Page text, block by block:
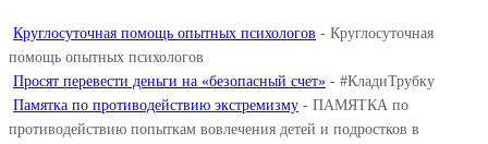
Круглосуточная помощь опытных психологов - Круглосуточная
помощь опытных психологов
Просят перевести деньги на «безопасный счет» - #КладиТрубку
Памятка по противодействию экстремизму - ПАМЯТКА по
противодействию попыткам вовлечения детей и подростков в